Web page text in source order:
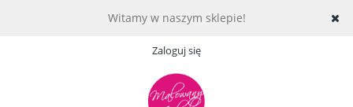
Witamy w naszym sklepie!
Zaloguj się